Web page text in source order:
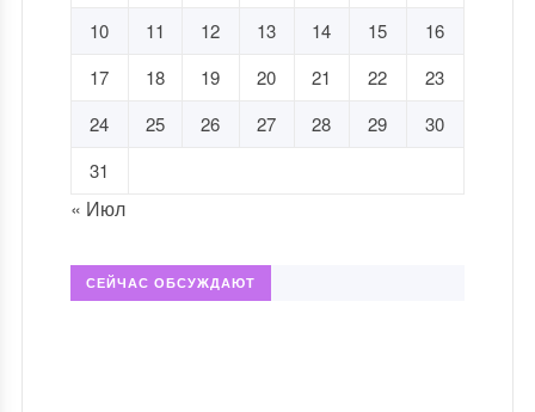
10
11 12 13 14 15
16
17
18 19 20 21 22
23
24
25 26 27 28 29
30
31
« Июл
СЕЙЧАС ОБСУЖДАЮТ